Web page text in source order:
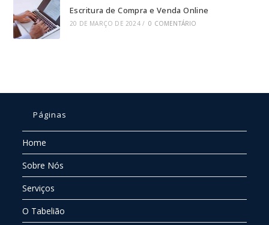
Escritura de Compra e Venda Online
20 DE MARÇO DE 2024 / 0 COMENTÁRIO
Páginas
Home
Sobre Nós
Serviços
O Tabelião